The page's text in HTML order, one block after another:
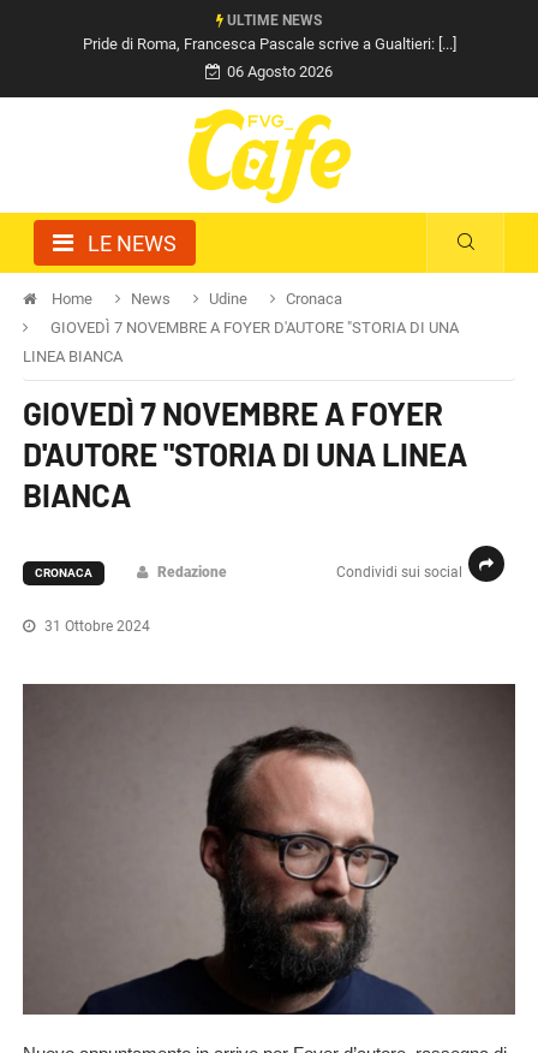
ULTIME NEWS
Pride di Roma, Francesca Pascale scrive a Gualtieri: [...]
06 Agosto 2026
LE NEWS
Home News Udine
Cronaca
GIOVEDÌ 7 NOVEMBRE A FOYER D'AUTORE "STORIA DI UNA
LINEA BIANCA
GIOVEDÌ 7 NOVEMBRE A FOYER
D'AUTORE "STORIA DI UNA LINEA
BIANCA
Condividi sui social
CRONACA Redazione
31 Ottobre 2024